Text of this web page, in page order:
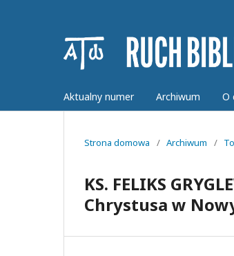
Aktualny numer Archiwum O
Strona domowa / Archiwum /
KS. FELIKS
Chrystusa w